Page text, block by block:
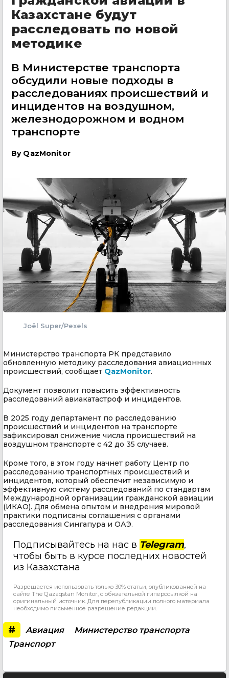
Казахстане будут
расследовать по новой
методике
В Министерстве транспорта
обсудили новые подходы в
расследованиях происшествий и
инцидентов на воздушном,
железнодорожном и водном
транспорте
By QazMonitor
Joël Super/Pexels
Министерство транспорта РК представило
обновленную методику расследования авиационных
происшествий, сообщает QazMonitor.
Документ позволит повысить эффективность
расследований авиакатастроф и инцидентов.
В 2025 году департамент по расследованию
происшествий и инцидентов на транспорте
зафиксировал снижение числа происшествий на
воздушном транспорте с 42 до 35 случаев.
Кроме того, в этом году начнет работу Центр по
расследованию транспортных происшествий и
инцидентов, который обеспечит независимую и
эффективную систему расследований по стандартам
Международной организации гражданской авиации
(ИКАО). Для обмена опытом и внедрения мировой
практики подписаны соглашения с органами
расследования Сингапура и ОАЭ.
Подписывайтесь на нас в Telegram,
чтобы быть в курсе последних новостей
из Казахстана
Разрешается использовать только 30% статьи, опубликованной на
сайте The Qazaqstan Monitor, с обязательной гиперссылкой на
оригинальный источник. Для перепубликации полного материала
необходимо письменное разрешение редакции.
# Авиация
Министерство транспорта
Транспорт